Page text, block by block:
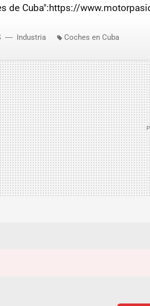
de Cuba":https://
Industria Coches en Cuba